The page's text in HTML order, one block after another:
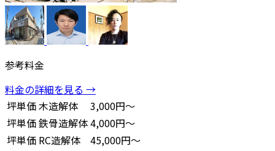
参考料金
料金の詳細を見る →
坪単価木造解体
3,000円～
坪単価鉄骨造解体4,000円～
坪単価 RC造解体
45,000円～